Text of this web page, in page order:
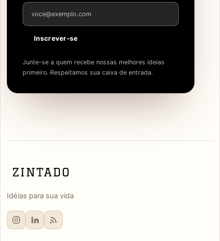
Endereço de e-mail
Inscrever-se
Junte-se a quem recebe nossas melhores ideias
primeiro. Respeitamos sua caixa de entrada.
Idéias para sua vida